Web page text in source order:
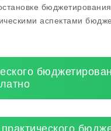
аспектами